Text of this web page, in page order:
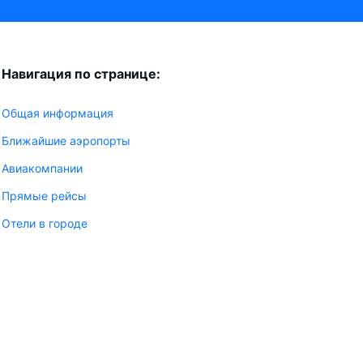
Навигация по странице:
Общая информация
Ближайшие аэропорты
Авиакомпании
Прямые рейсы
Отели в городе